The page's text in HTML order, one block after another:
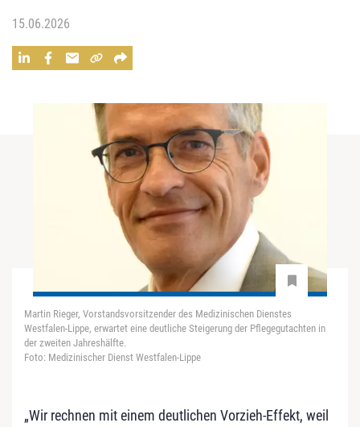
15.06.2026
Martin Rieger, Vorstandsvorsitzender des Medizinischen Dienstes
Westfalen-Lippe, erwartet eine deutliche Steigerung der Pflegegutachten in
der zweiten Jahreshälfte.
Foto: Medizinischer Dienst Westfalen-Lippe
„Wir rechnen mit einem deutlichen Vorzieh-Effekt, weil